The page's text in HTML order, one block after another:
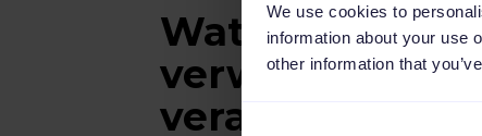
We use cookies to
information about your use
other information that
Wat kunnen
verwachten
veranderingen?